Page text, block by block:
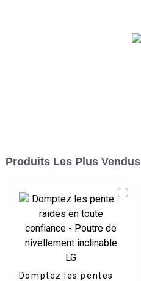
Produits Les Plus Vendus
Domptez les pentes